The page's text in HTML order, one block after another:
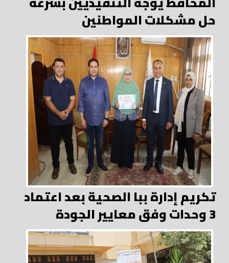
حل مشكلات المواطنين
تكريم إدارة ببا الصحية بعد اعتماد
3 وحدات وفق معايير الجودة